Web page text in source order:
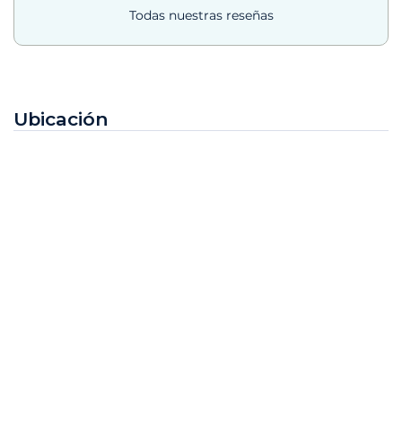
Todas nuestras reseñas
Ubicación